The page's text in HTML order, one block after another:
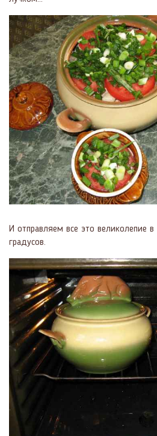
И отправляем все это великолепие
градусов.